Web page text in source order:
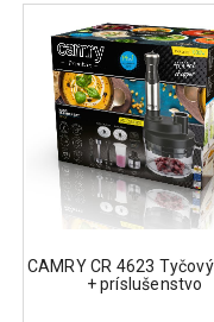
CAMRY CR 4623
+ príslušenstvo